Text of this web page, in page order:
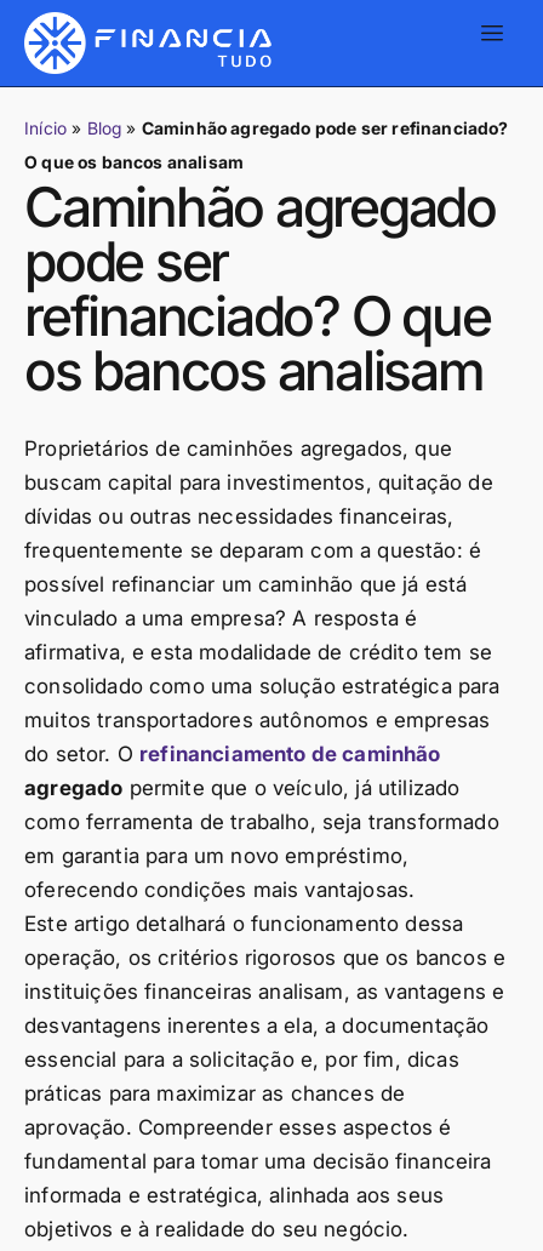
Início » Blog » Caminhão agregado pode ser refinanciado?
O que os bancos analisam
Caminhão agregado
pode ser
refinanciado? O que
os bancos analisam
Proprietários de caminhões agregados, que
buscam capital para investimentos, quitação de
dívidas ou outras necessidades financeiras,
frequentemente se deparam com a questão: é
possível refinanciar um caminhão que já está
vinculado a uma empresa? A resposta é
afirmativa, e esta modalidade de crédito tem se
consolidado como uma solução estratégica para
muitos transportadores autônomos e empresas
do setor. O refinanciamento de caminhão
agregado permite que o veículo, já utilizado
como ferramenta de trabalho, seja transformado
em garantia para um novo empréstimo,
oferecendo condições mais vantajosas.
Este artigo detalhará o funcionamento dessa
operação, os critérios rigorosos que os bancos e
instituições financeiras analisam, as vantagens e
desvantagens inerentes a ela, a documentação
essencial para a solicitação e, por fim, dicas
práticas para maximizar as chances de
aprovação. Compreender esses aspectos é
fundamental para tomar uma decisão financeira
informada e estratégica, alinhada aos seus
objetivos e à realidade do seu negócio.